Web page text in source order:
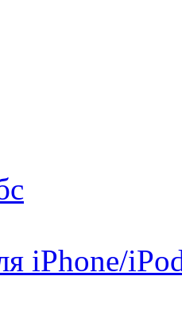
iPhone/